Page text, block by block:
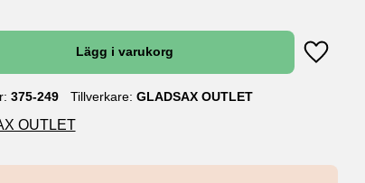
Lägg
375-249 Tillverkare GLADSAX OUTLET
OUTLET